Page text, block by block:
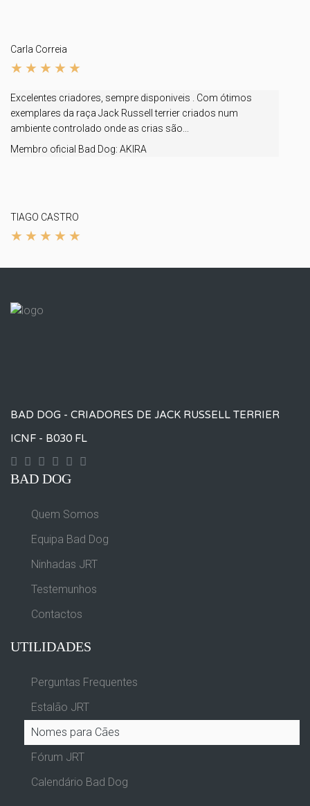
Carla Correia
Excelentes criadores, sempre disponiveis . Com ótimos
exemplares da raça Jack Russell terrier criados num
ambiente controlado onde as crias são...
Membro oficial Bad Dog: AKIRA
TIAGO CASTRO
BAD DOG - CRIADORES DE JACK RUSSELL TERRIER
ICNF - B030 FL
Contact
Googleplus
Facebook
Instagram
Yourtube
Twitter
BAD DOG
Quem Somos
Equipa Bad Dog
Ninhadas JRT
Testemunhos
Contactos
UTILIDADES
Perguntas Frequentes
Estalão JRT
Nomes para Cães
Fórum JRT
Calendário Bad Dog